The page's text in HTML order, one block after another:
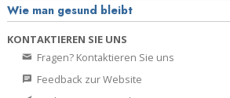
Wie man gesund bleibt
KONTAKTIEREN SIE UNS
Fragen? Kontaktieren Sie uns
Feedback zur Website